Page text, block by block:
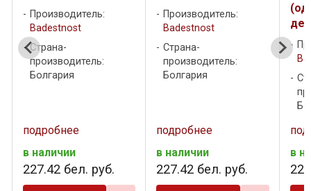
Производитель:
Badestnost
Страна-
производитель:
Болгария
подробнее
в наличии
227.42 бел. руб.
Производитель:
Badestnost
Страна-
производитель:
Болгария
подробнее
в наличии
227.42 бел. руб.
в
227